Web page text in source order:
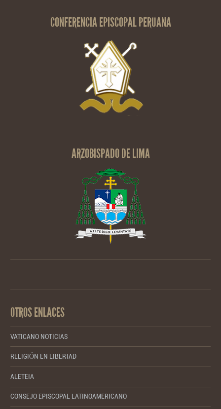
CONFERENCIA EPISCOPAL PERUANA
ARZOBISPADO DE LIMA
OTROS ENLACES
VATICANO NOTICIAS
RELIGIÓN EN LIBERTAD
ALETEIA
CONSEJO EPISCOPAL LATINOAMERICANO